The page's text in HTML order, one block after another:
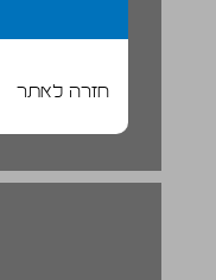
חזרה לאתר